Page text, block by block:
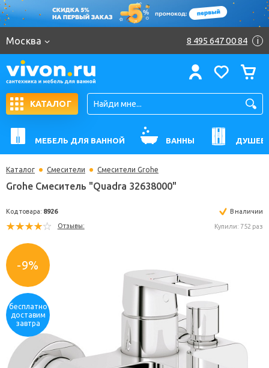
Москва 8 495 647 00 84 i
КАТАЛОГ
МЕБЕЛЬ ДЛЯ ВАННОЙ ВАННЫ
Каталог Смесители Смесители Grohe
-9%
бесплатно
доставим
завтра
Grohe Смеситель "Quadra 32638000"